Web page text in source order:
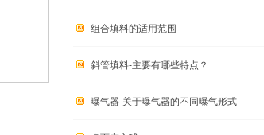
组合填料的适用范围
斜管填料-主要有哪些特点？
曝气器-关于曝气器的不同曝气形式